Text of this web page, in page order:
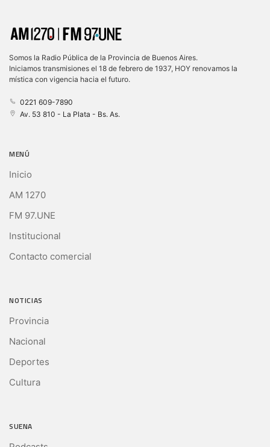
Somos la Radio Pública de la Provincia de Buenos Aires.
Iniciamos transmisiones el 18 de febrero de 1937, HOY renovamos la
mística con vigencia hacia el futuro.
0221 609-7890
Av. 53 810 - La Plata - Bs. As.
MENÚ
Inicio
AM 1270
FM 97.UNE
Institucional
Contacto comercial
NOTICIAS
Provincia
Nacional
Deportes
Cultura
SUENA